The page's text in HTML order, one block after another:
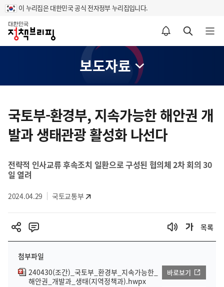
이 누리집은 대한민국 공식 전자정부 누리집입니다.
홈
알림설정 바로가기 검색 바로가기 메뉴 열기
보도자료
텐
츠
영
국토부-환경부, 지속가능한 해안권 개
발과 생태관광 활성화 나선다
전략적 인사교류 후속조치 일환으로 구성된 협의체 2차 회의 30
일 열려
2024.04.29 국토교통부
목록
첨부파일
240430(조간)_국토부_환경부_지속가능한_
해안권_개발과_생태(지역정책과).hwpx
바로보기